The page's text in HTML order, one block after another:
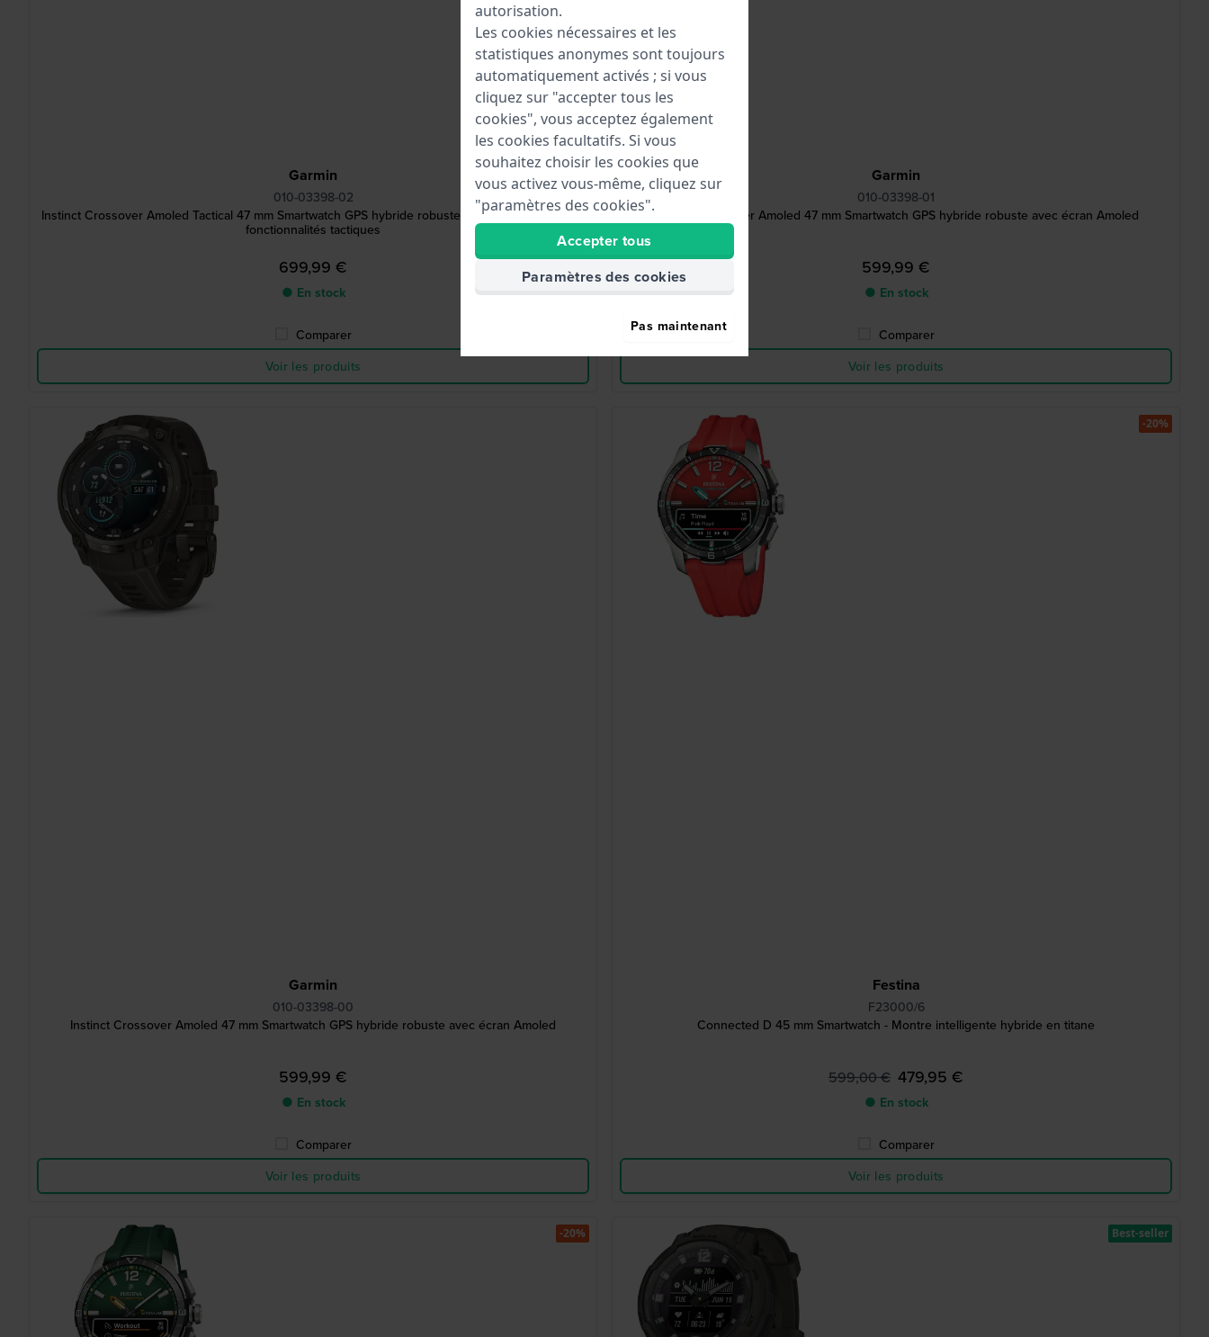
Garmin
010-03398-02
Instinct Crossover Amoled Tactical 47 mm Smartwatch GPS hybride robuste avec écran Amoled et
fonctionnalités tactiques
699,99 €
● En stock
Comparer
Voir les produits
Garmin
010-03398-01
Instinct Crossover Amoled 47 mm Smartwatch GPS hybride robuste avec écran Amoled
599,99 €
● En stock
Comparer
Voir les produits
Garmin
010-03398-00
Instinct Crossover Amoled 47 mm Smartwatch GPS hybride robuste avec écran Amoled
599,99 €
● En stock
Comparer
Voir les produits
Festina
F23000/6
Connected D 45 mm Smartwatch - Montre intelligente hybride en titane
599,00 € 479,95 €
● En stock
Comparer
Voir les produits
-20%
-20% Best-seller
autorisation.
Les cookies nécessaires et les
statistiques anonymes sont toujours
automatiquement activés ; si vous
cliquez sur "accepter tous les
cookies", vous acceptez également
les cookies facultatifs. Si vous
souhaitez choisir les cookies que
vous activez vous-même, cliquez sur
"paramètres des cookies".
Accepter tous
Paramètres des cookies
Pas maintenant